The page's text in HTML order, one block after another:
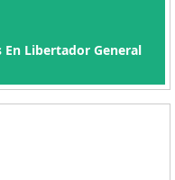
En Libertador General